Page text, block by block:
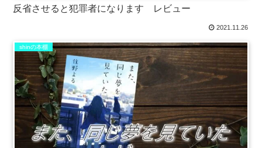
反省させると犯罪者になります レビュー
2021.11.26
shinの本棚